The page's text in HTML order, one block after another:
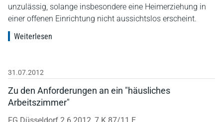
unzulässig, solange insbesondere eine Heimerziehung in
einer offenen Einrichtung nicht aussichtslos erscheint.
Weiterlesen
31.07.2012
Zu den Anforderungen an ein "häusliches
Arbeitszimmer"
FG Düsseldorf 2.6.2012, 7 K 87/11 E